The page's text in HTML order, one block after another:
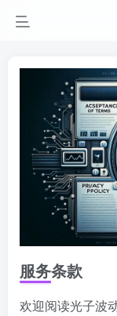
服务条款
欢迎阅读光子波